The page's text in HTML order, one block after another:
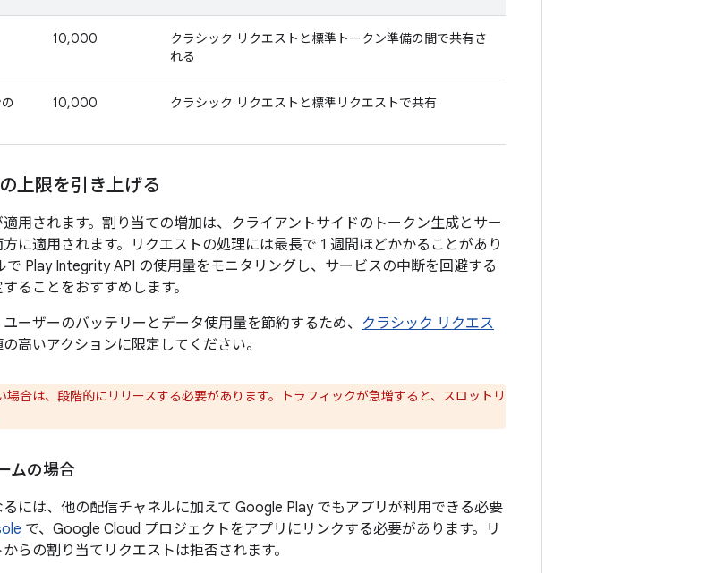
10,000
クラシック リクエストと標準トークン準備の間で共有さ
れる
10,000 クラシック リクエストと標準リクエストで共有
上限を引き上げる
用されます。割り当ての増加は、クライアントサイドのトークン生成とサー
に適用されます。リクエストの処理には最長で 1 週間ほどかかることがあり
で Play Integrity API の使用量をモニタリングし、サービスの中断を回避する
ることをおすすめします。
ーザーのバッテリーとデータ使用量を節約するため、 クラシック リクエス
高いアクションに限定してください。
合は、段階的にリリースする必要があります。トラフィックが急増すると、スロットリ
ムの場合
には、他の配信チャネルに加えて Google Play でもアプリが利用できる必要
で、Google Cloud プロジェクトをアプリにリンクする必要があります。リ
らの割り当てリクエストは拒否されます。